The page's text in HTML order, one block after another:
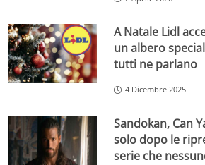
A Natale Lidl
un albero
tutti ne parlano
4 Dicembre 2025
Sandokan, Can
solo dopo le
serie che